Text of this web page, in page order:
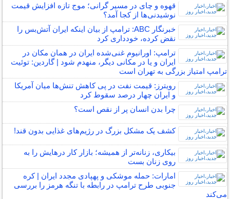
قهوه و چای در مسیر گرانی؛ موج تازه افزایش قیمت
نوشیدنی‌ها از کجا آمد؟
خبرنگار ABC: ترامپ از بیان اینکه ایران آتش‌بس را
نقض کرده، خودداری کرد
ترامپ: اورانیوم غنی‌شده ایران در همان مکان در
ایران و یا در مکانی دیگر، منهدم شود | گاردین: توئیت
ترامپ امتیاز بزرگی به تهران است
رویترز: قیمت نفت در پی کاهش تنش‌ها میان آمریکا
و ایران چهار درصد سقوط کرد
چرا بدن انسان پر از نقص است؟
کشف یک مشکل بزرگ در رژیم‌های غذایی بدون قند!
بیکاری، زنانه‌تر از همیشه؛ بازار کار درهایش را به
روی زنان بست
امارات: حمله موشکی و پهپادی مجدد ایران | کره
جنوبی طرح ترامپ در رابطه با تنگه هرمز را بررسی
می‌کند